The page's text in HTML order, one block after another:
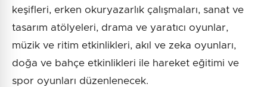
keşifleri, erken okuryazarlık çalışmaları, sanat ve
tasarım atölyeleri, drama ve yaratıcı oyunlar,
müzik ve ritim etkinlikleri, akıl ve zeka oyunları,
doğa ve bahçe etkinlikleri ile hareket eğitimi ve
spor oyunları düzenlenecek.